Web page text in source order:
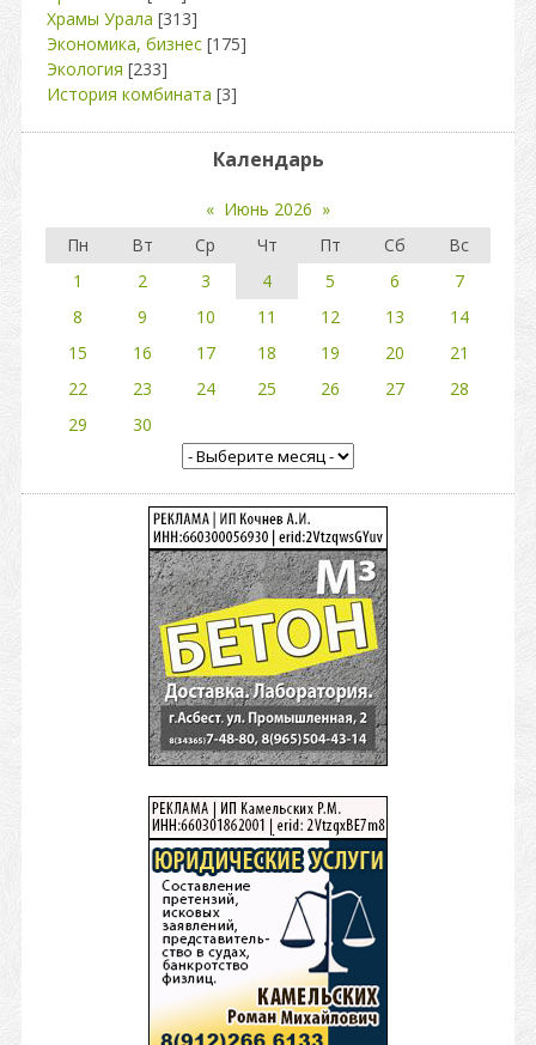
Храмы Урала [313]
Экономика, бизнес [175]
Экология [233]
История комбината [3]
Календарь
« Июнь 2026 »
Пн
Вт Ср Чт Пт Сб
Вс
1
2 3 4 5 6
7
8
9 10 11 12 13
14
15
16 17 18 19 20
21
22
23 24 25 26 27
28
29
30